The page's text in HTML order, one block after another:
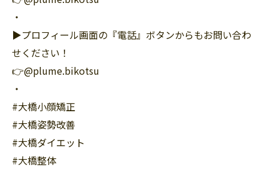
・
▶︎プロフィール画面の『電話』ボタンからもお問い合わ
せください！
👉@plume.bikotsu
・
#大橋小顔矯正
#大橋姿勢改善
#大橋ダイエット
#大橋整体